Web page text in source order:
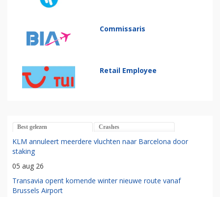
Commissaris
Retail Employee
Best gelezen Crashes
KLM annuleert meerdere vluchten naar Barcelona door
staking
05 aug 26
Transavia opent komende winter nieuwe route vanaf
Brussels Airport